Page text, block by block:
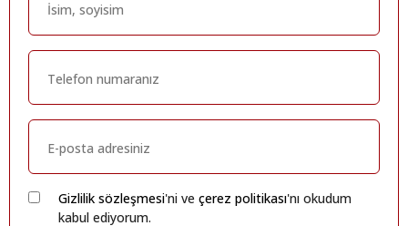
Gizlilik sözleşmesi'ni ve çerez politikası'nı okudum
kabul ediyorum.